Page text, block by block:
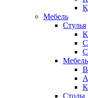
Мебель
Стулья
Столы